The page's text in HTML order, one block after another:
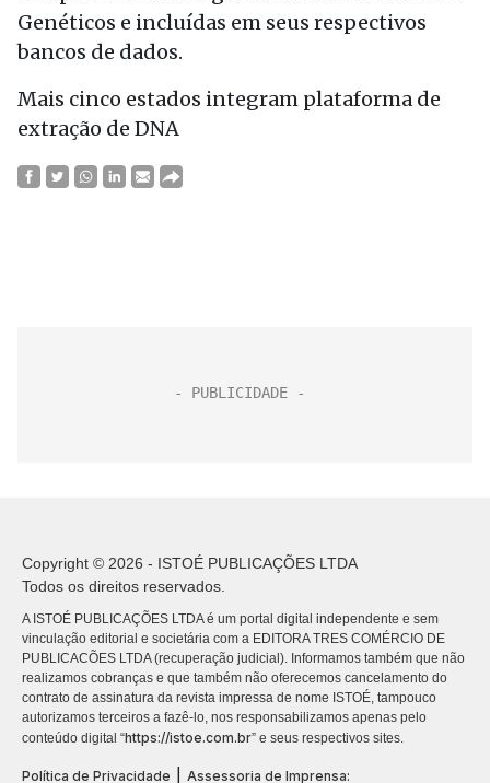
Genéticos e incluídas em seus respectivos
bancos de dados.
Mais cinco estados integram plataforma de
extração de DNA
Copyright © 2026 - ISTOÉ PUBLICAÇÕES LTDA
Todos os direitos reservados.
A ISTOÉ PUBLICAÇÕES LTDA é um portal digital independente e sem
vinculação editorial e societária com a EDITORA TRES COMÉRCIO DE
PUBLICACÕES LTDA (recuperação judicial). Informamos também que não
realizamos cobranças e que também não oferecemos cancelamento do
contrato de assinatura da revista impressa de nome ISTOÉ, tampouco
autorizamos terceiros a fazê-lo, nos responsabilizamos apenas pelo
conteúdo digital “https://istoe.com.br” e seus respectivos sites.
Política de Privacidade Assessoria de Imprensa: